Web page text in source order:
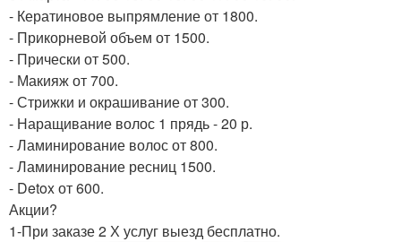
- Кератиновое выпрямление от 1800.
- Прикорневой объем от 1500.
- Прически от 500.
- Макияж от 700.
- Стрижки и окрашивание от 300.
- Наращивание волос 1 прядь - 20 р.
- Ламинирование волос от 800.
- Ламинирование ресниц 1500.
- Detox от 600.
Акции?
1-При заказе 2 Х услуг выезд бесплатно.